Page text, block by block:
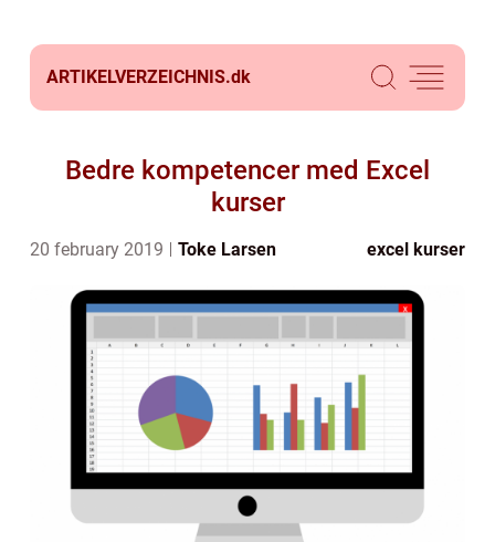
ARTIKELVERZEICHNIS.dk
Bedre kompetencer med Excel
kurser
20 february 2019 Toke Larsen excel kurser